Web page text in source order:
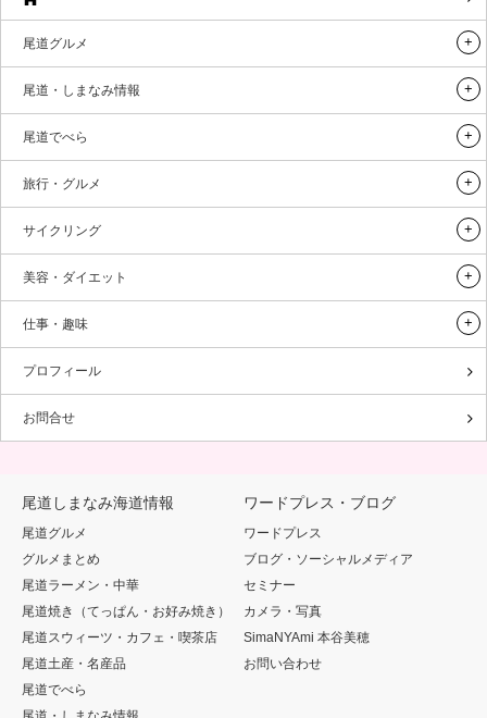
尾道グルメ
尾道・しまなみ情報
尾道でべら
旅行・グルメ
サイクリング
美容・ダイエット
仕事・趣味
プロフィール
お問合せ
尾道しまなみ海道情報
尾道グルメ
グルメまとめ
尾道ラーメン・中華
尾道焼き（てっぱん・お好み焼き）
尾道スウィーツ・カフェ・喫茶店
尾道土産・名産品
尾道でべら
ワードプレス・ブログ
ワードプレス
ブログ・ソーシャルメディア
セミナー
カメラ・写真
SimaNYAmi 本谷美穂
お問い合わせ